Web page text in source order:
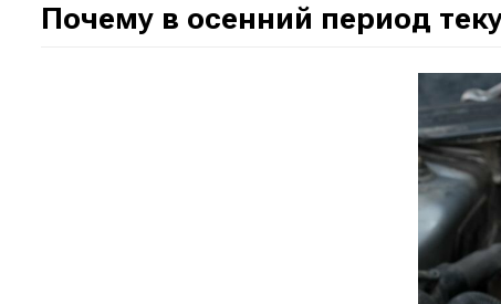
Почему в осенний период